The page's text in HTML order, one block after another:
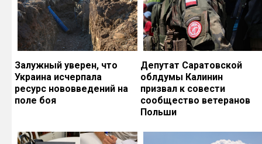
Залужный уверен, что
Украина исчерпала
ресурс нововведений на
поле боя
Депутат Саратовской
облдумы Калинин
призвал к совести
сообщество ветеранов
Польши